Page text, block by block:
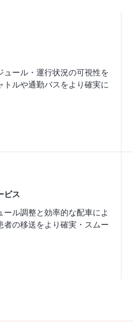
ュール・運行状況の可視性を
トルや通勤バスをより確実に
ビス
ール調整と効率的な配車によ
者の移送をより確実・スムー